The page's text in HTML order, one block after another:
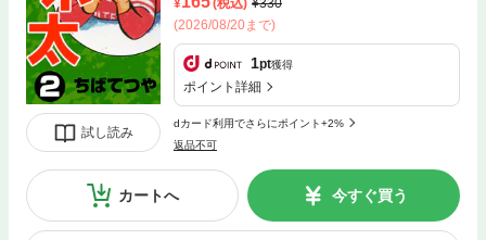
試し読み
(税込)
330
(2026/08/20まで)
1pt獲得
ポイント詳細
dカード利用でさらにポイント+2%
返品不可
カートへ 今すぐ買う